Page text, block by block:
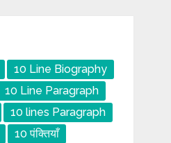
10 Line Biography
10 Line Paragraph
10 lines Paragraph
10 पंक्तियाँ